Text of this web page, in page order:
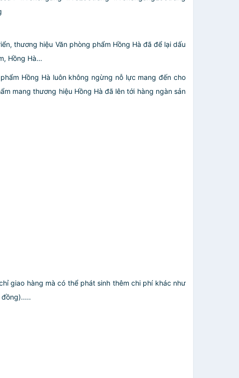
thương hiệu Văn phòng phẩm Hồng Hà đã để lại dấu
Hồng Hà…
Hồng Hà luôn không ngừng nỗ lực mang đến cho
mang thương hiệu Hồng Hà đã lên tới hàng ngàn sản
giao hàng mà có thể phát sinh thêm chi phí khác như